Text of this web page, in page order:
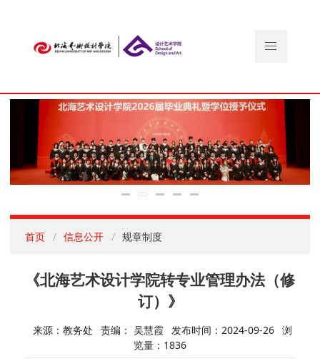
首页 信息公开 规章制度
《北海艺术设计学院转专业管理办法（修
订）》
来源：教务处 责编： 吴慧霞 发布时间：2024-09-26 浏
览量： 1836